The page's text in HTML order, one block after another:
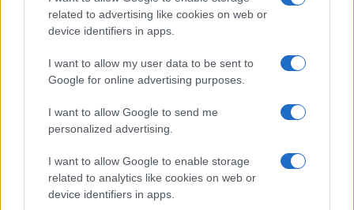
related to advertising like cookies on web or
device identifiers in apps.
I want to allow my user data to be sent to
Google for online advertising purposes.
I want to allow Google to send me
personalized advertising.
I want to allow Google to enable storage
related to analytics like cookies on web or
device identifiers in apps.
Windows 11 e gaming: perché Microsoft ha rimosso i
consigli su 32 GB di RAM